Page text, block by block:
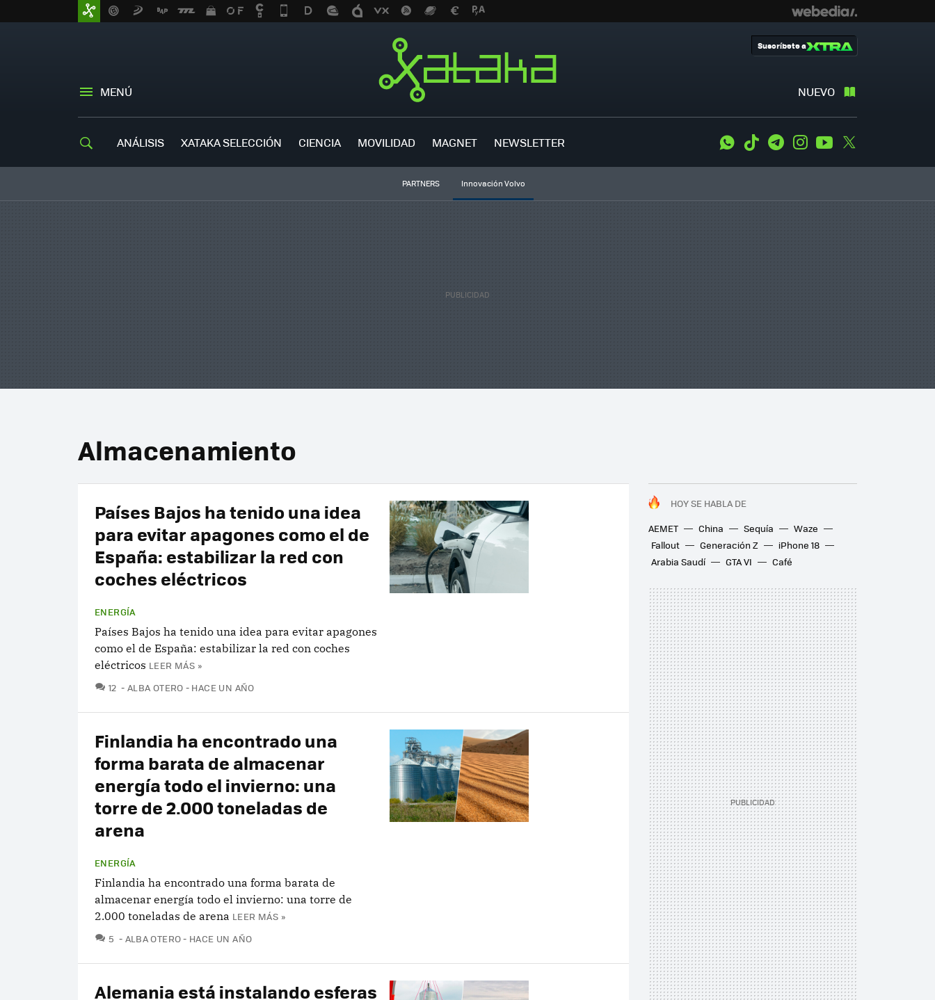
MENÚ NUEVO
Suscríbete a
ANÁLISIS XATAKA SELECCIÓN CIENCIA MOVILIDAD MAGNET NEWSLETTER WhatsApp
Tiktok TelegramInstagramYoutube
PARTNERS Innovación Volvo
Almacenamiento
HOY SE HABLA DE
AEMET
China Sequía
Waze
Fallout
Generación Z
iPhone 18
Arabia Saudí
GTA VI Café
Países Bajos ha tenido una idea
para evitar apagones como el de
España: estabilizar la red con
coches eléctricos
ENERGÍA
Países Bajos ha tenido una idea para evitar apagones
como el de España: estabilizar la red con coches
eléctricos LEER MÁS »
12 COMENTARIOS
ALBA OTERO HACE UN AÑO
Finlandia ha encontrado una
forma barata de almacenar
energía todo el invierno: una
torre de 2.000 toneladas de
arena
ENERGÍA
Finlandia ha encontrado una forma barata de
almacenar energía todo el invierno: una torre de
2.000 toneladas de arena LEER MÁS »
5 COMENTARIOS
ALBA OTERO HACE UN AÑO
Alemania está instalando esferas